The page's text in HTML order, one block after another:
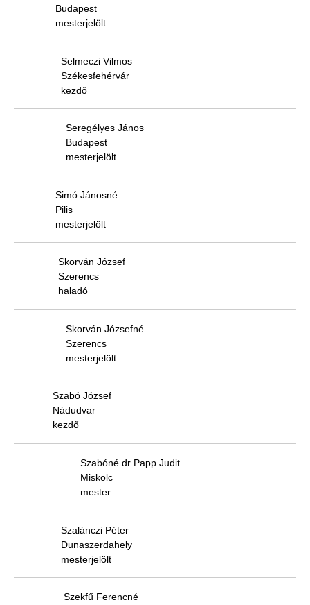
Budapest
mesterjelölt
Selmeczi Vilmos
Székesfehérvár
kezdő
Seregélyes János
Budapest
mesterjelölt
Simó Jánosné
Pilis
mesterjelölt
Skorván József
Szerencs
haladó
Skorván Józsefné
Szerencs
mesterjelölt
Szabó József
Nádudvar
kezdő
Szabóné dr Papp Judit
Miskolc
mester
Szalánczi Péter
Dunaszerdahely
mesterjelölt
Szekfű Ferencné